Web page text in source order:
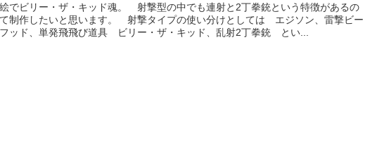
でビリー・ザ・キッド魂。 射撃型の中でも連射と2丁拳銃という特徴があるの
制作したいと思います。 射撃タイプの使い分けとしては エジソン、雷撃ビー
ッド、単発飛飛び道具 ビリー・ザ・キッド、乱射2丁拳銃 とい...